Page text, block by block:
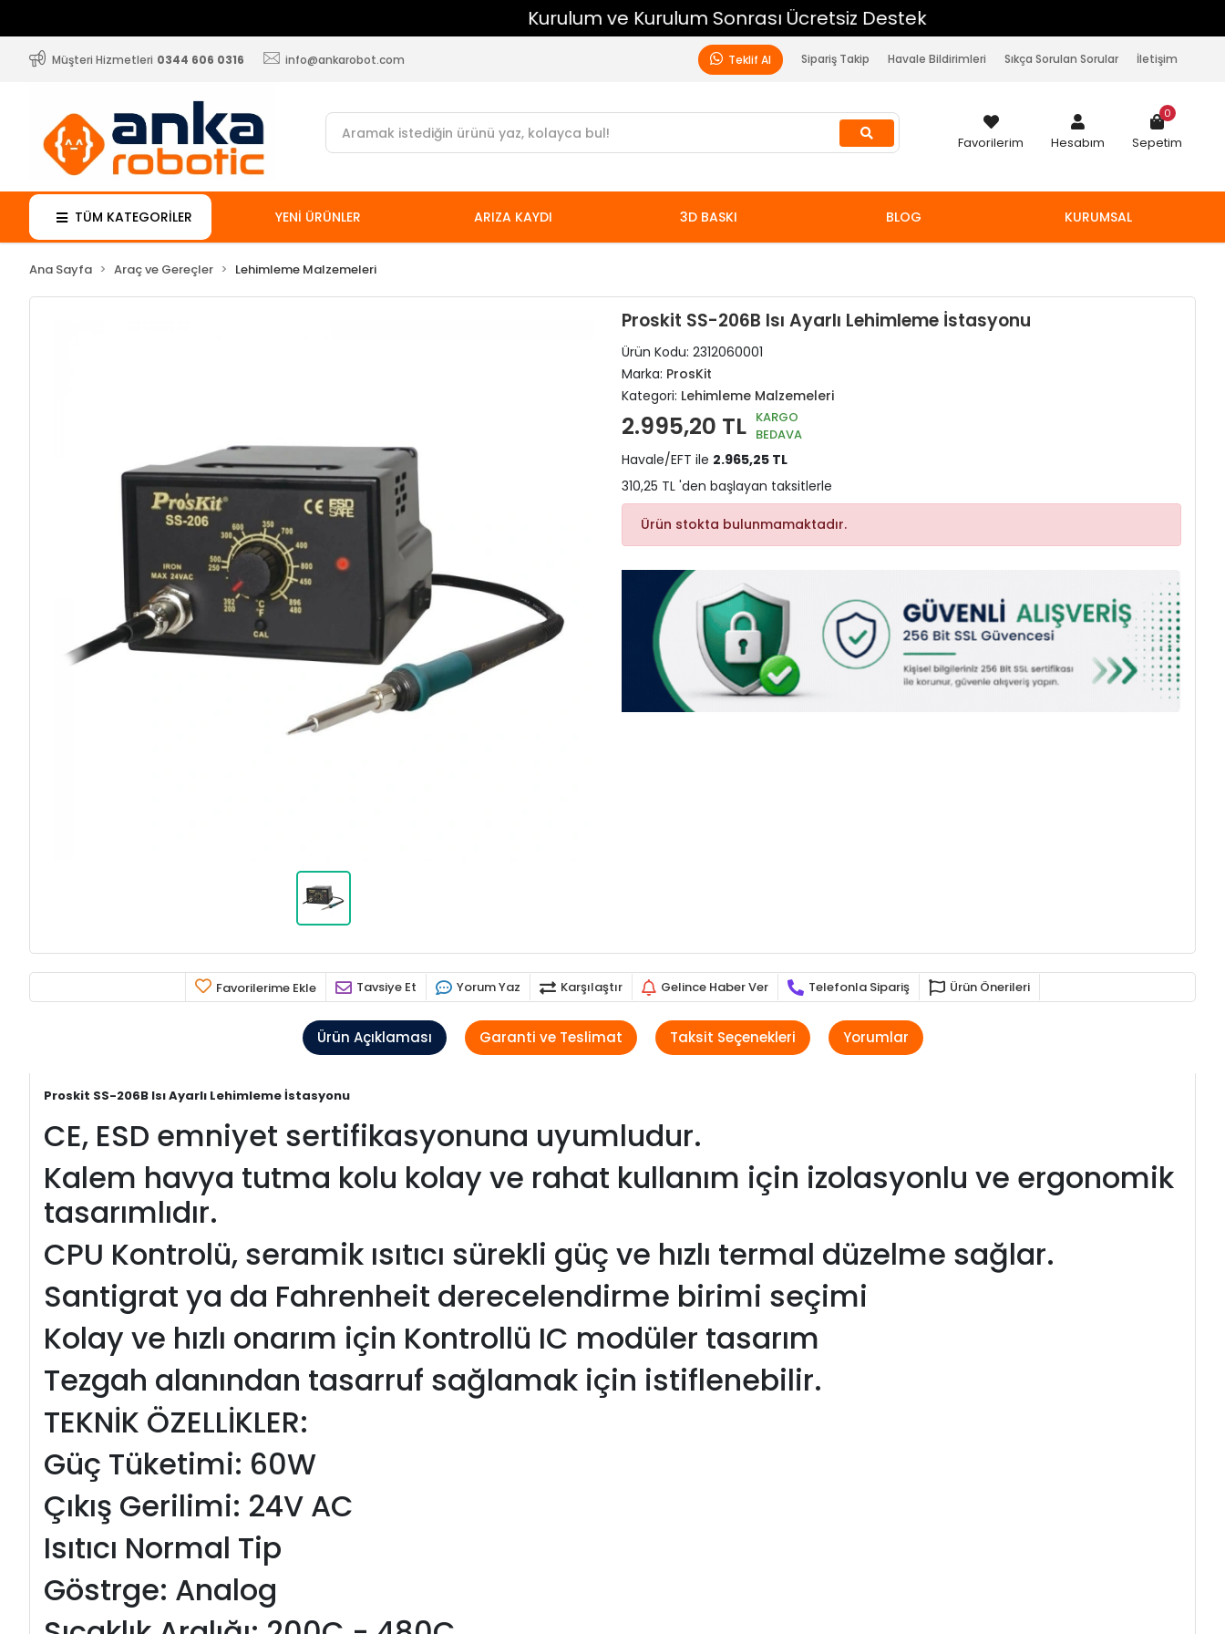
Kurulum ve Kurulum Sonrası Ücretsiz Destek
Müşteri Hizmetleri 0344 606 0316 info@ankarobot.com Teklif Al Sipariş Takip Havale Bildirimleri Sıkça Sorulan Sorular İletişim
Favorilerim Hesabım Sepetim
0
TÜM KATEGORİLER YENİ ÜRÜNLER ARIZA KAYDI 3D BASKI BLOG KURUMSAL
Ana Sayfa Araç ve Gereçler Lehimleme Malzemeleri
Proskit SS-206B Isı Ayarlı Lehimleme İstasyonu
Ürün Kodu: 2312060001
Marka: ProsKit
Kategori: Lehimleme Malzemeleri
2.995,20 TL KARGO
BEDAVA
Havale/EFT ile 2.965,25 TL
310,25 TL 'den başlayan taksitlerle
Ürün stokta bulunmamaktadır.
Favorilerime Ekle Tavsiye Et Yorum Yaz Karşılaştır Gelince Haber Ver Telefonla Sipariş Ürün Önerileri
Ürün Açıklaması Garanti ve Teslimat Taksit Seçenekleri Yorumlar
Proskit SS-206B Isı Ayarlı Lehimleme İstasyonu
CE, ESD emniyet sertifikasyonuna uyumludur.
Kalem havya tutma kolu kolay ve rahat kullanım için izolasyonlu ve ergonomik
tasarımlıdır.
CPU Kontrolü, seramik ısıtıcı sürekli güç ve hızlı termal düzelme sağlar.
Santigrat ya da Fahrenheit derecelendirme birimi seçimi
Kolay ve hızlı onarım için Kontrollü IC modüler tasarım
Tezgah alanından tasarruf sağlamak için istiflenebilir.
TEKNİK ÖZELLİKLER:
Güç Tüketimi: 60W
Çıkış Gerilimi: 24V AC
Isıtıcı Normal Tip
Göstrge: Analog